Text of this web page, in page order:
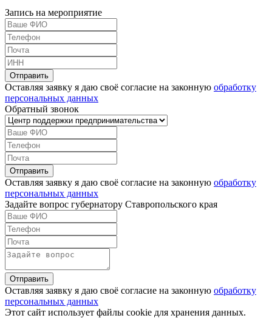
Запись на мероприятие
Оставляя заявку я даю своё согласие на законную обработку
персональных данных
Обратный звонок
Оставляя заявку я даю своё согласие на законную обработку
персональных данных
Задайте вопрос губернатору Ставропольского края
Оставляя заявку я даю своё согласие на законную обработку
персональных данных
Этот сайт использует файлы cookie для хранения данных.